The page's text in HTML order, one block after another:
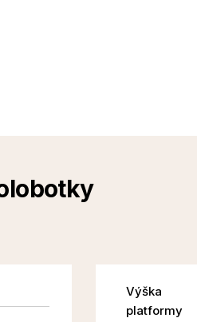
Výška
platformy